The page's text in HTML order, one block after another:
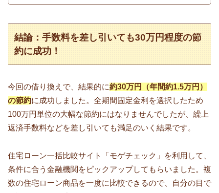
結論：手数料を差し引いても30万円程度の節
約に成功！
今回の借り換えで、結果的に約30万円（年間約1.5万円）
の節約に成功しました。全期間固定金利を選択したため
100万円単位の大幅な節約にはなりませんでしたが、繰上
返済手数料などを差し引いても満足のいく結果です。
住宅ローン一括比較サイト「モゲチェック」を利用して、
条件に合う金融機関をピックアップしてもらいました。複
数の住宅ローン商品を一度に比較できるので、自分の目で